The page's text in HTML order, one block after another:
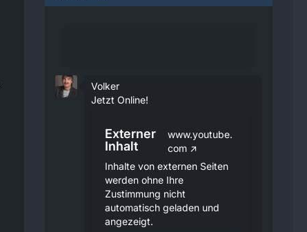
Volker
Jetzt Online!
Externer
Inhalt
www.youtube.
com
Inhalte von externen Seiten
werden ohne Ihre
Zustimmung nicht
automatisch geladen und
angezeigt.